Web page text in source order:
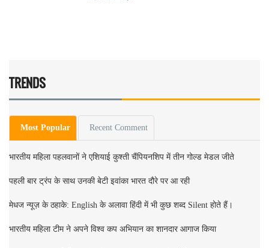
TRENDS
Most Popular Recent Comment
भारतीय महिला पहलवानों ने एशियाई कुश्ती चैंपियनशिप में तीन गोल्ड मेडल जीते
पहली बार ट्रंप के साथ उनकी बेटी इवांका भारत दौरे पर आ रही
मेधज न्यूज़ के ठहाके: English के अलावा हिंदी में भी कुछ शब्द Silent होते हैं।
भारतीय महिला टीम ने अपने विश्व कप अभियान का शानदार आगाज किया